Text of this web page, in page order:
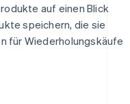
auf einen Blick
speichern, die sie
für Wiederholungskäufe